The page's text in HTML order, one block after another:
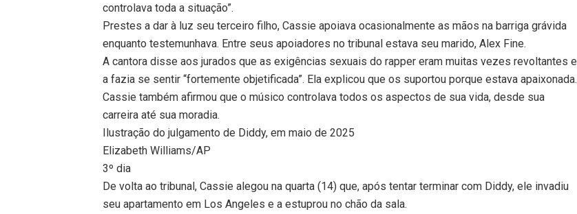
controlava toda a situação”.
Prestes a dar à luz seu terceiro filho, Cassie apoiava ocasionalmente as mãos na barriga grávida
enquanto testemunhava. Entre seus apoiadores no tribunal estava seu marido, Alex Fine.
A cantora disse aos jurados que as exigências sexuais do rapper eram muitas vezes revoltantes e
a fazia se sentir “fortemente objetificada”. Ela explicou que os suportou porque estava apaixonada.
Cassie também afirmou que o músico controlava todos os aspectos de sua vida, desde sua
carreira até sua moradia.
Ilustração do julgamento de Diddy, em maio de 2025
Elizabeth Williams/AP
3º dia
De volta ao tribunal, Cassie alegou na quarta (14) que, após tentar terminar com Diddy, ele invadiu
seu apartamento em Los Angeles e a estuprou no chão da sala.